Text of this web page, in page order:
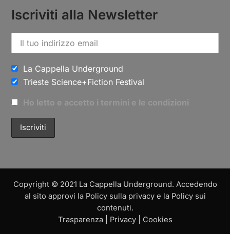
Iscriviti alla Newsletter
La Cappella Underground
Trieste Science+Fiction Festival
Ho letto e accetto i termini e le condizioni
Copyright © 2021 La Cappella Underground. Accedendo
al sito approvi la Policy sulla privacy e la Policy sui
contenuti.
Trasparenza| Privacy| Cookies